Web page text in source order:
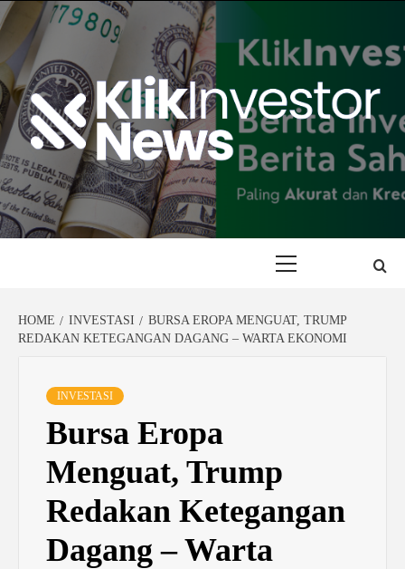
Skip
to
content
HOME INVESTASI
BURSA EROPA MENGUAT, TRUMP
REDAKAN KETEGANGAN DAGANG – WARTA EKONOMI
INVESTASI
Bursa Eropa
Menguat, Trump
Redakan Ketegangan
Dagang – Warta